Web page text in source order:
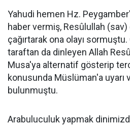
Yahudi hemen Hz.
haber vermiş, Resûlullah (sav)
çağırtarak ona olayı
taraftan da dinleyen Allah
Musa'ya alternatif gösterip
konusunda Müslüman'a uyarı
bulunmuştu.
Arabuluculuk yapmak